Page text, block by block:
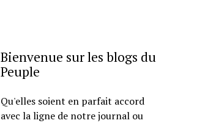
Bienvenue sur les blogs du
Peuple
Qu'elles soient en parfait accord
avec la ligne de notre journal ou